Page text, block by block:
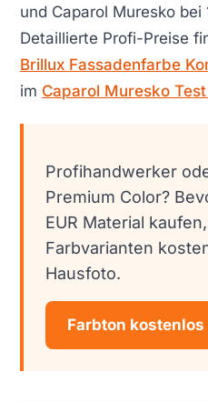
und Caparol Muresko bei
Detaillierte Profi-Preise
Brillux Fassadenfarbe
im Caparol Muresko
Profihandwerker
Premium Color?
EUR Material
Farbvarianten
Hausfoto.
Farbton